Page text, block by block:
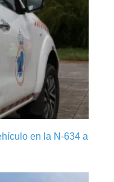
en la N-634 a